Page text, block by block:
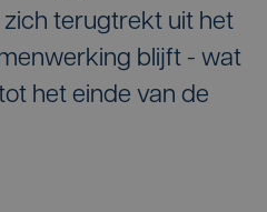
terugtrekt uit het
blijft - wat
het einde van de